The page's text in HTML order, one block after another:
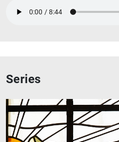
Series